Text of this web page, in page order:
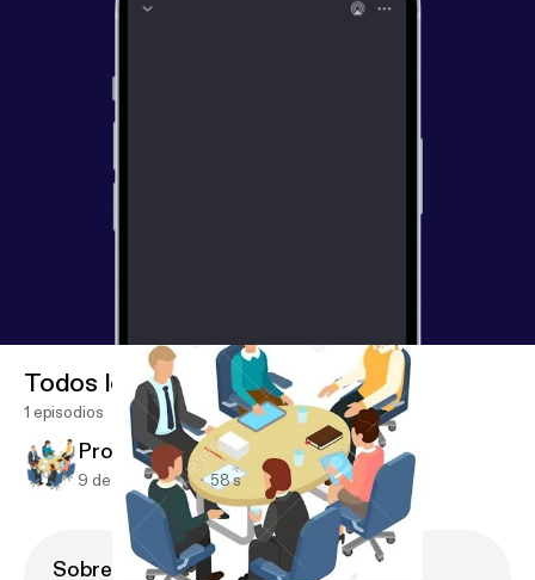
Todos los episodios
1 episodios
Producto integrador podcast
9 de jun de 2021 58 s
Sobre Podimo